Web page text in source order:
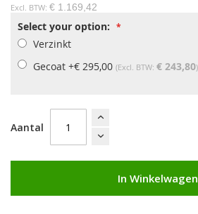
€ 1.169,42
Select your option:
Verzinkt
Gecoat +€ 295,00 € 243,80
Aantal
In Winkelwagen